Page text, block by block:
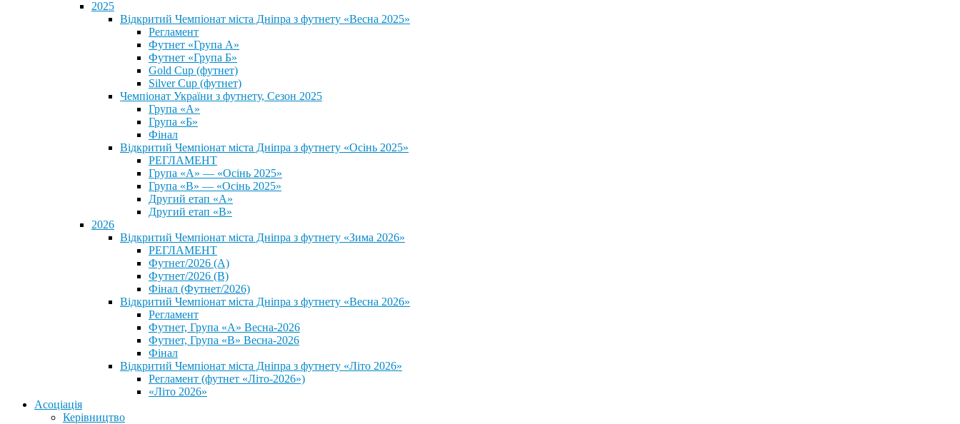
2025
Відкритий Чемпіонат міста Дніпра з футнету «Весна 2025»
Регламент
Футнет «Група А»
Футнет «Група Б»
Gold Cup (футнет)
Silver Cup (футнет)
Чемпіонат України з футнету, Сезон 2025
Група «А»
Група «Б»
Фінал
Відкритий Чемпіонат міста Дніпра з футнету «Осінь 2025»
РЕГЛАМЕНТ
Група «А» — «Осінь 2025»
Група «В» — «Осінь 2025»
Другий етап «А»
Другий етап «В»
2026
Відкритий Чемпіонат міста Дніпра з футнету «Зима 2026»
РЕГЛАМЕНТ
Футнет/2026 (А)
Футнет/2026 (В)
Фінал (Футнет/2026)
Відкритий Чемпіонат міста Дніпра з футнету «Весна 2026»
Регламент
Футнет, Група «А» Весна-2026
Футнет, Група «В» Весна-2026
Фінал
Відкритий Чемпіонат міста Дніпра з футнету «Літо 2026»
Регламент (футнет «Літо-2026»)
«Літо 2026»
Асоціація
Керівництво